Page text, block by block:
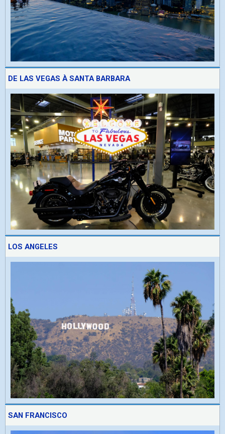
DE LAS VEGAS À SANTA BARBARA
LOS ANGELES
SAN FRANCISCO